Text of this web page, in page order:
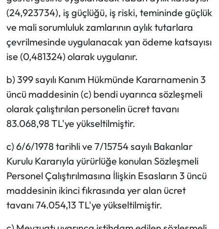
(24,923734), iş güçlüğü, iş riski, temininde güçlük
ve mali sorumluluk zamlarının aylık tutarlara
çevrilmesinde uygulanacak yan ödeme katsayısı
ise (0,481324) olarak uygulanır.
b) 399 sayılı Kanım Hükmünde Kararnamenin 3
üncü maddesinin (c) bendi uyarınca sözleşmeli
olarak çalıştırılan personelin ücret tavanı
83.068,98 TL'ye yükseltilmiştir.
c) 6/6/1978 tarihli ve 7/15754 sayılı Bakanlar
Kurulu Kararıyla yürürlüğe konulan Sözleşmeli
Personel Çalıştırılmasına İlişkin Esasların 3 üncü
maddesinin ikinci fıkrasında yer alan ücret
tavanı 74.054,13 TL'ye yükseltilmiştir.